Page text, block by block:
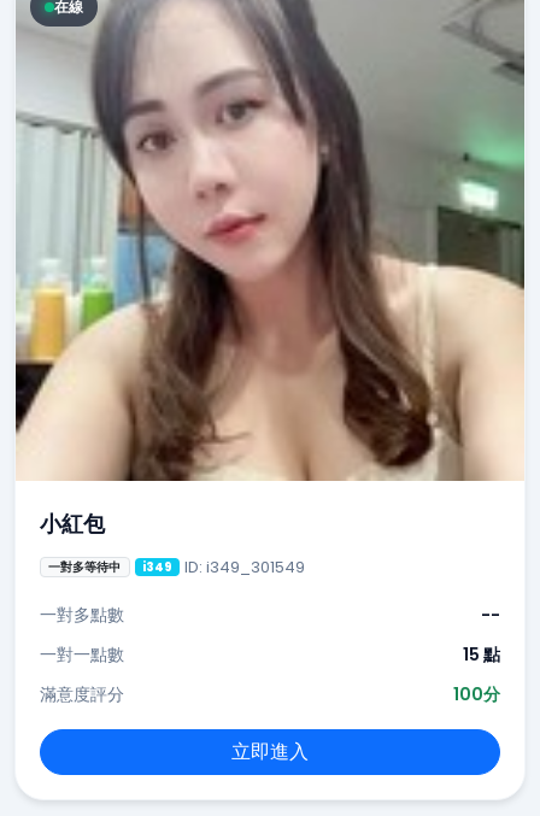
在線
小紅包
一對多等待中 i349 ID: i349_301549
一對多點數
--
一對一點數
15 點
滿意度評分
100分
立即進入